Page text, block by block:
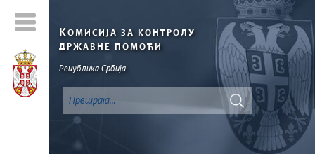
КОМИСИЈА ЗА КОНТРОЛУ
ДРЖАВНЕ ПОМОЋИ
Република Србија